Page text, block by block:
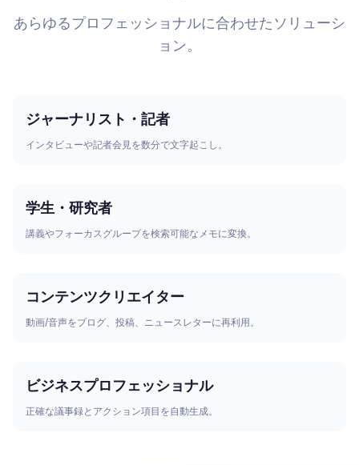
あらゆるプロフェッショナルに合わせたソリューシ
ョン。
ジャーナリスト・記者
インタビューや記者会見を数分で文字起こし。
学生・研究者
講義やフォーカスグループを検索可能なメモに変換。
コンテンツクリエイター
動画/音声をブログ、投稿、ニュースレターに再利用。
ビジネスプロフェッショナル
正確な議事録とアクション項目を自動生成。